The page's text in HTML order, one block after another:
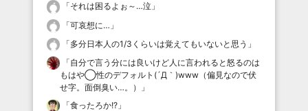
「それは困るよぉ～…泣 」
「可哀想に… 」
「多分日本人の1/3くらいは覚えてもいないと思う 」
「自分で言う分には良いけど人に言われると怒るのは
もはや◯性のデフォルト(´Д｀)www（偏見なので伏
せ字。面倒臭い…。）
」
「食ったろか!? 」